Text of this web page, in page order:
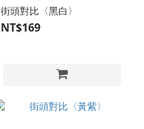
街頭對比〈黑白〉
NT$169